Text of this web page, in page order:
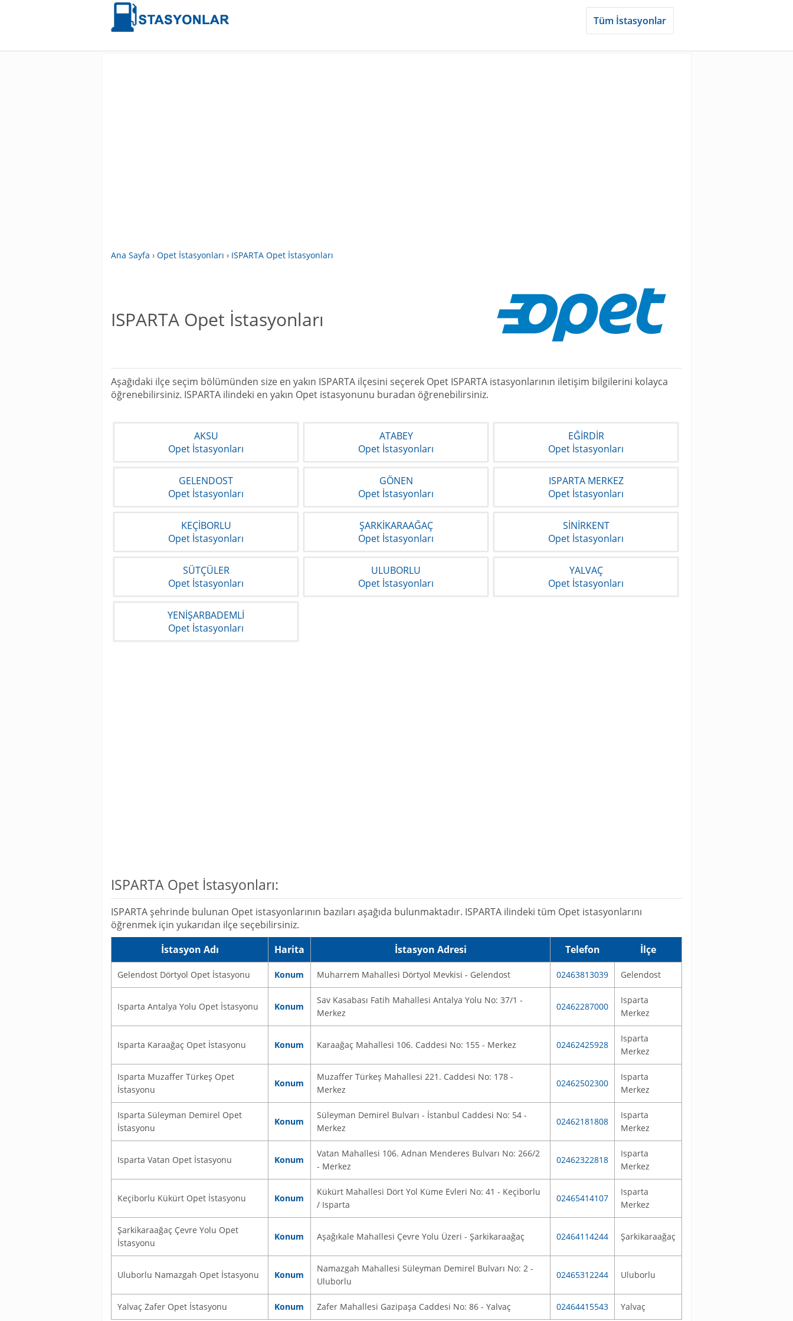
Tüm İstasyonlar
Ana Sayfa › Opet İstasyonları › ISPARTA Opet İstasyonları
ISPARTA Opet İstasyonları
Aşağıdaki ilçe seçim bölümünden size en yakın ISPARTA ilçesini seçerek Opet ISPARTA istasyonlarının iletişim bilgilerini kolayca
öğrenebilirsiniz. ISPARTA ilindeki en yakın Opet istasyonunu buradan öğrenebilirsiniz.
AKSU
Opet İstasyonları
ATABEY
Opet İstasyonları
EĞİRDİR
Opet İstasyonları
GELENDOST
Opet İstasyonları
GÖNEN
Opet İstasyonları
ISPARTA MERKEZ
Opet İstasyonları
KEÇİBORLU
Opet İstasyonları
ŞARKİKARAAĞAÇ
Opet İstasyonları
SİNİRKENT
Opet İstasyonları
SÜTÇÜLER
Opet İstasyonları
ULUBORLU
Opet İstasyonları
YALVAÇ
Opet İstasyonları
YENİŞARBADEMLİ
Opet İstasyonları
ISPARTA Opet İstasyonları:
ISPARTA şehrinde bulunan Opet istasyonlarının bazıları aşağıda bulunmaktadır. ISPARTA ilindeki tüm Opet istasyonlarını
öğrenmek için yukarıdan ilçe seçebilirsiniz.
İstasyon Adı
Harita İstasyon Adresi Telefon İlçe
Gelendost Dörtyol Opet İstasyonu Konum Muharrem Mahallesi Dörtyol Mevkisi - Gelendost 02463813039 Gelendost
Isparta Antalya Yolu Opet İstasyonu Konum
Sav Kasabası Fatih Mahallesi Antalya Yolu No: 37/1 -
Merkez
02462287000
Isparta
Merkez
Isparta Karaağaç Opet İstasyonu Konum Karaağaç Mahallesi 106. Caddesi No: 155 - Merkez 02462425928
Isparta
Merkez
Isparta Muzaffer Türkeş Opet
İstasyonu
Konum
Muzaffer Türkeş Mahallesi 221. Caddesi No: 178 -
Merkez
02462502300
Isparta
Merkez
Isparta Süleyman Demirel Opet
İstasyonu
Konum
Süleyman Demirel Bulvarı - İstanbul Caddesi No: 54 -
Merkez
02462181808
Isparta
Merkez
Isparta Vatan Opet İstasyonu Konum
Vatan Mahallesi 106. Adnan Menderes Bulvarı No: 266/2
- Merkez
02462322818
Isparta
Merkez
Keçiborlu Kükürt Opet İstasyonu Konum
Kükürt Mahallesi Dört Yol Küme Evleri No: 41 - Keçiborlu
/ Isparta
02465414107
Isparta
Merkez
Şarkikaraağaç Çevre Yolu Opet
İstasyonu
Konum Aşağıkale Mahallesi Çevre Yolu Üzeri - Şarkikaraağaç 02464114244 Şarkikaraağaç
Uluborlu Namazgah Opet İstasyonu Konum
Namazgah Mahallesi Süleyman Demirel Bulvarı No: 2 -
Uluborlu
02465312244 Uluborlu
Yalvaç Zafer Opet İstasyonu Konum Zafer Mahallesi Gazipaşa Caddesi No: 86 - Yalvaç 02464415543 Yalvaç